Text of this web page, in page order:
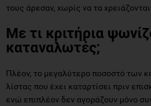
τους άρεσαν, χωρίς να τα χρειάζονται.
Με τι κριτήρια
καταναλωτές;
Πλέον, το μεγαλύτερο ποσοστό των
λίστας που έχει καταρτίσει πριν
ενώ επιπλέον δεν αγοράζουν μόνο